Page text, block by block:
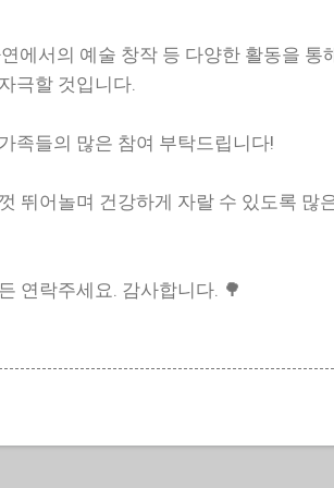
에서의 예술 창작 등 다양한 활동을 통
극할 것입니다.
족들의 많은 참여 부탁드립니다!
뛰어놀며 건강하게 자랄 수 있도록 많
연락주세요. 감사합니다. 🌳